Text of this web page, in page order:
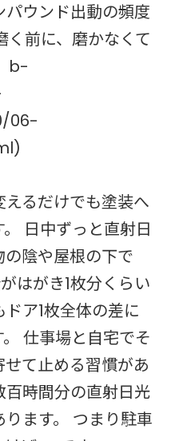
ウンド出動の頻度
く前に、磨かなくて
b-
06-
るだけでも塗装へ
日中ずっと直射日
陰や屋根の下で
はがき1枚分くらい
ア1枚全体の差に
仕事場と自宅でそ
て止める習慣があ
時間分の直射日光
ます。 つまり駐車